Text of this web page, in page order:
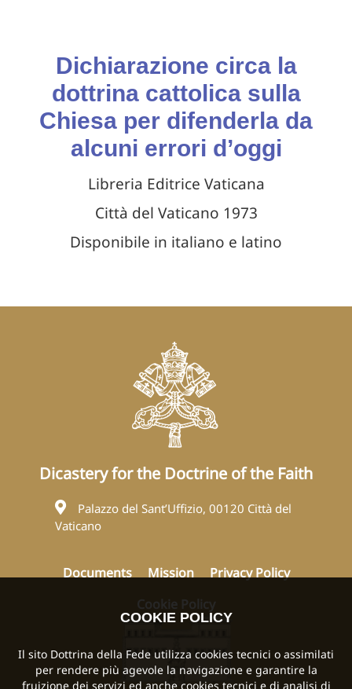
Dichiarazione circa la
dottrina cattolica sulla
Chiesa per difenderla da
alcuni errori d’oggi
Libreria Editrice Vaticana
Città del Vaticano 1973
Disponibile in italiano e latino
Dicastery for the Doctrine of the Faith
Palazzo del Sant’Uffizio, 00120 Città del
Vaticano
Documents Mission
Privacy Policy
Cookie Policy
COOKIE POLICY
Il sito Dottrina della Fede utilizza cookies tecnici o assimilati
per rendere più agevole la navigazione e garantire la
fruizione dei servizi ed anche cookies tecnici e di analisi di